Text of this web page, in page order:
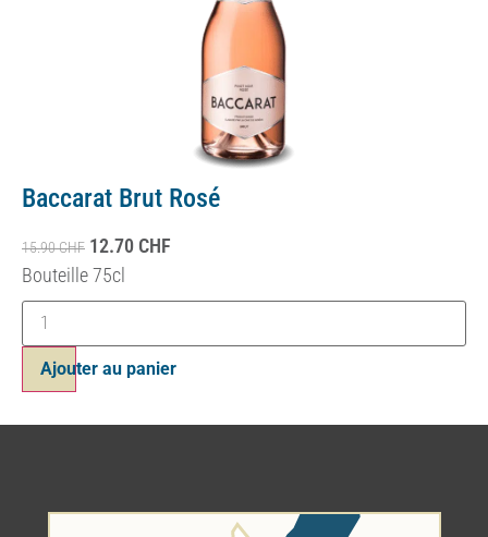
Baccarat Brut Rosé
15.90CHF 12.70 CHF
Bouteille 75cl
Ajouter au panier